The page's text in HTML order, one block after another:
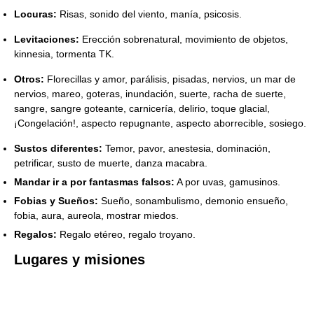
Locuras: Risas, sonido del viento, manía, psicosis.
Levitaciones: Erección sobrenatural, movimiento de objetos,
kinnesia, tormenta TK.
Otros: Florecillas y amor, parálisis, pisadas, nervios, un mar de
nervios, mareo, goteras, inundación, suerte, racha de suerte,
sangre, sangre goteante, carnicería, delirio, toque glacial,
¡Congelación!, aspecto repugnante, aspecto aborrecible, sosiego.
Sustos diferentes: Temor, pavor, anestesia, dominación,
petrificar, susto de muerte, danza macabra.
Mandar ir a por fantasmas falsos: A por uvas, gamusinos.
Fobias y Sueños: Sueño, sonambulismo, demonio ensueño,
fobia, aura, aureola, mostrar miedos.
Regalos: Regalo etéreo, regalo troyano.
Lugares y misiones